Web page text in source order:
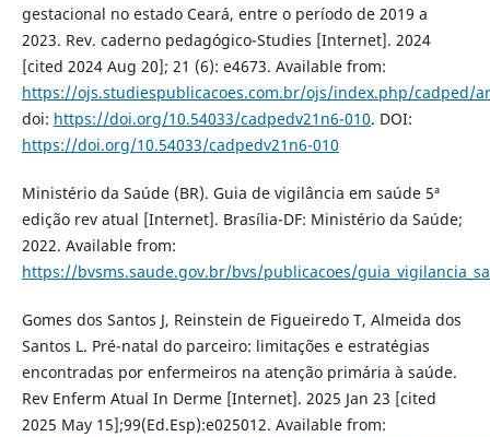
gestacional no estado Ceará, entre o período de 2019 a
2023. Rev. caderno pedagógico-Studies [Internet]. 2024
[cited 2024 Aug 20]; 21 (6): e4673. Available from:
https://ojs.studiespublicacoes.com.br/ojs/index.php/cadped/
doi: https://doi.org/10.54033/cadpedv21n6-010. DOI:
https://doi.org/10.54033/cadpedv21n6-010
Ministério da Saúde (BR). Guia de vigilância em saúde 5ª
edição rev atual [Internet]. Brasília-DF: Ministério da Saúde;
2022. Available from:
https://bvsms.saude.gov.br/bvs/publicacoes/
Gomes dos Santos J, Reinstein de Figueiredo T, Almeida dos
Santos L. Pré-natal do parceiro: limitações e estratégias
encontradas por enfermeiros na atenção primária à saúde.
Rev Enferm Atual In Derme [Internet]. 2025 Jan 23 [cited
2025 May 15];99(Ed.Esp):e025012. Available from: